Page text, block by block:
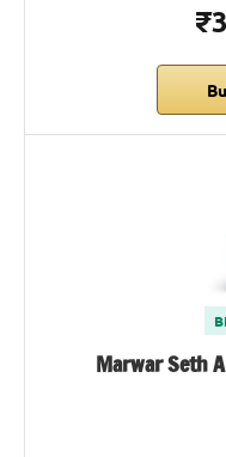
Marwar Seth